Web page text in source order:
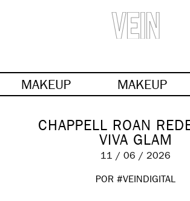
MAKEUP MAKEUP
CHAPPELL ROAN
VIVA GLAM
11 / 06 / 2026
POR #VEINDIGITAL